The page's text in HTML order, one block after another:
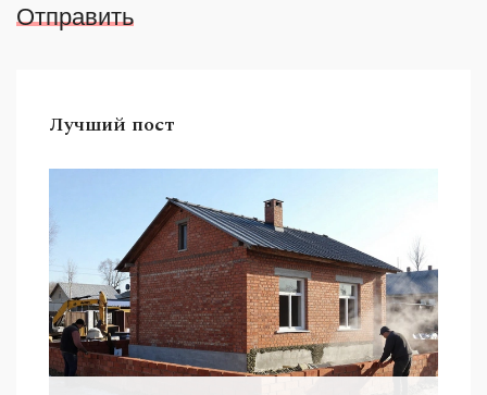
Отправить
Лучший пост